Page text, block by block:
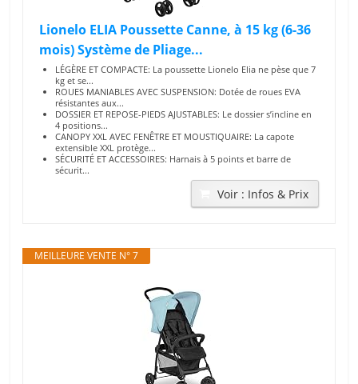
Lionelo ELIA Poussette Canne, à 15 kg (6-36
mois) Système de Pliage...
LÉGÈRE ET COMPACTE: La poussette Lionelo Elia ne pèse que 7
kg et se...
ROUES MANIABLES AVEC SUSPENSION: Dotée de roues EVA
résistantes aux...
DOSSIER ET REPOSE-PIEDS AJUSTABLES: Le dossier s’incline en
4 positions...
CANOPY XXL AVEC FENÊTRE ET MOUSTIQUAIRE: La capote
extensible XXL protège...
SÉCURITÉ ET ACCESSOIRES: Harnais à 5 points et barre de
sécurit...
Voir : Infos & Prix
MEILLEURE VENTE N° 7